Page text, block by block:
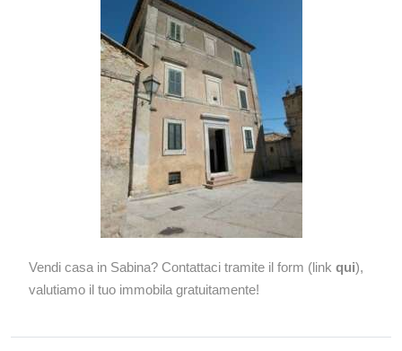
Vendi casa in Sabina? Contattaci tramite il form (link qui),
valutiamo il tuo immobila gratuitamente!